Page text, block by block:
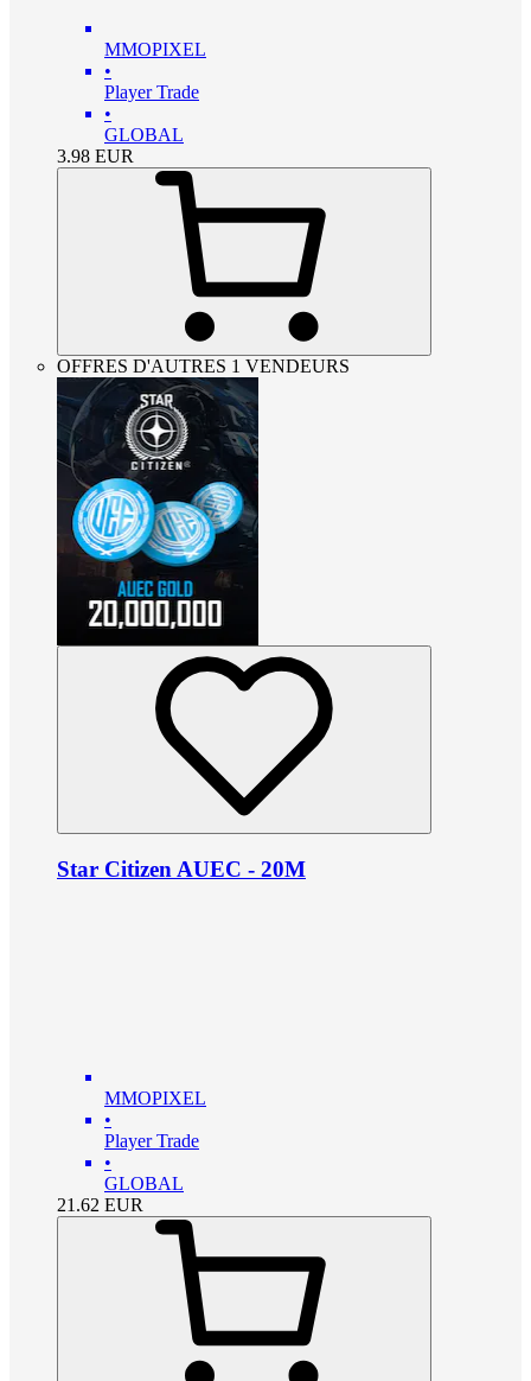
MMOPIXEL
•
Player Trade
•
GLOBAL
3.98 EUR
OFFRES D'AUTRES 1 VENDEURS
Star Citizen AUEC - 20M
MMOPIXEL
•
Player Trade
•
GLOBAL
21.62 EUR